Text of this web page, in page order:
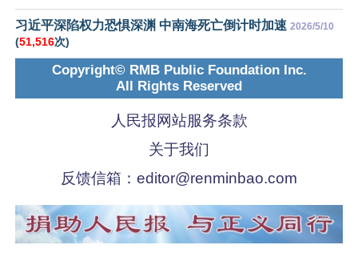
习近平深陷权力恐惧深渊 中南海死亡倒计时加速 2026/5/10
(51,516次)
Copyright© RMB Public Foundation Inc.
All Rights Reserved
人民报网站服务条款
关于我们
反馈信箱： editor@renminbao.com